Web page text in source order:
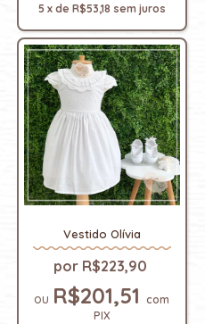
5 x de R$53,18 sem juros
Vestido Olívia
R$223,90
R$201,51com
PIX